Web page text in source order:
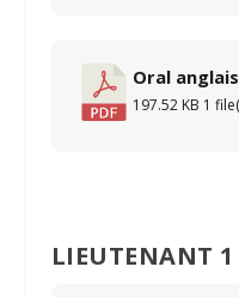
Oral
197.52 KB 1
LIEUTENANT 1